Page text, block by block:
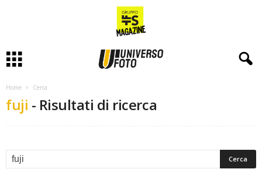
Home Cerca
fuji - Risultati di ricerca